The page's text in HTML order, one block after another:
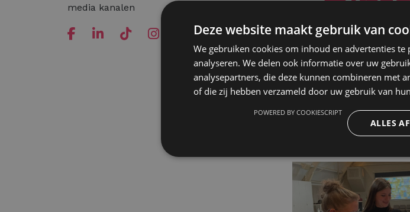
media kanalen
INTELECT
20 jaar
spotlight
Deze website maakt gebruik van
We gebruiken cookies om inhoud en advertenties
analyseren. We delen ook informatie over uw
analysepartners, die deze kunnen combineren met
of die zij hebben verzameld door uw gebruik van
ALLES
POWERED BY COOKIESCRIPT